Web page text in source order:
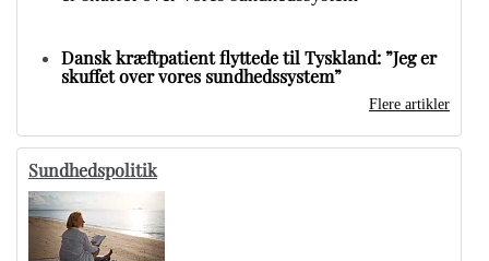
Dansk kræftpatient flyttede til Tyskland: ”Jeg er
skuffet over vores sundhedssystem”
Flere artikler
Sundhedspolitik